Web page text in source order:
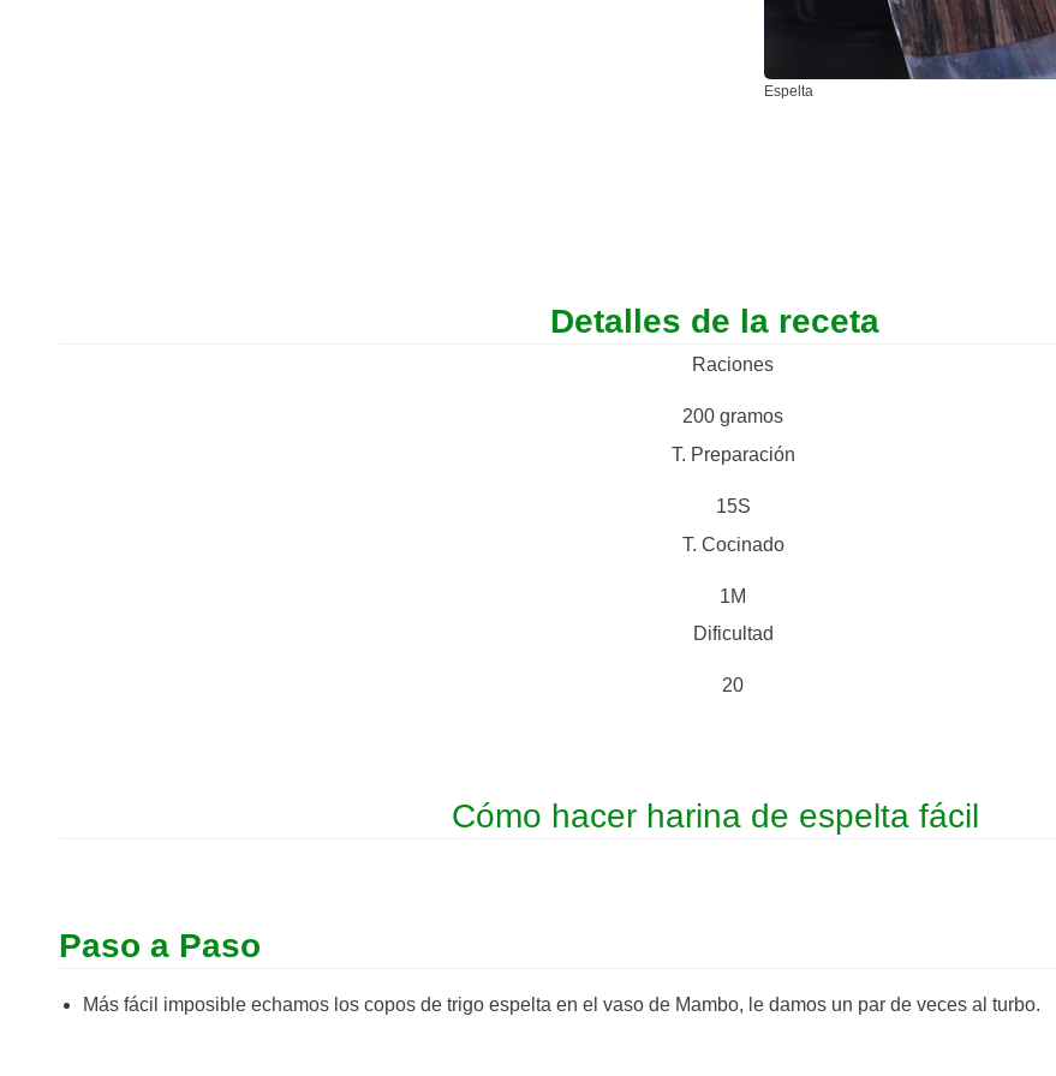
Espelta
Detalles de la receta
Raciones
200 gramos
T. Preparación
15S
T. Cocinado
1M
Dificultad
20
Cómo hacer harina de espelta fácil
Paso a Paso
Más fácil imposible echamos los copos de trigo espelta en el vaso de Mambo, le damos un par de veces al turbo.